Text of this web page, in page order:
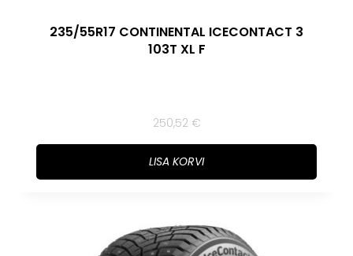
235/55R17 CONTINENTAL ICECONTACT 3
103T XL F
250,52 €
LISA KORVI